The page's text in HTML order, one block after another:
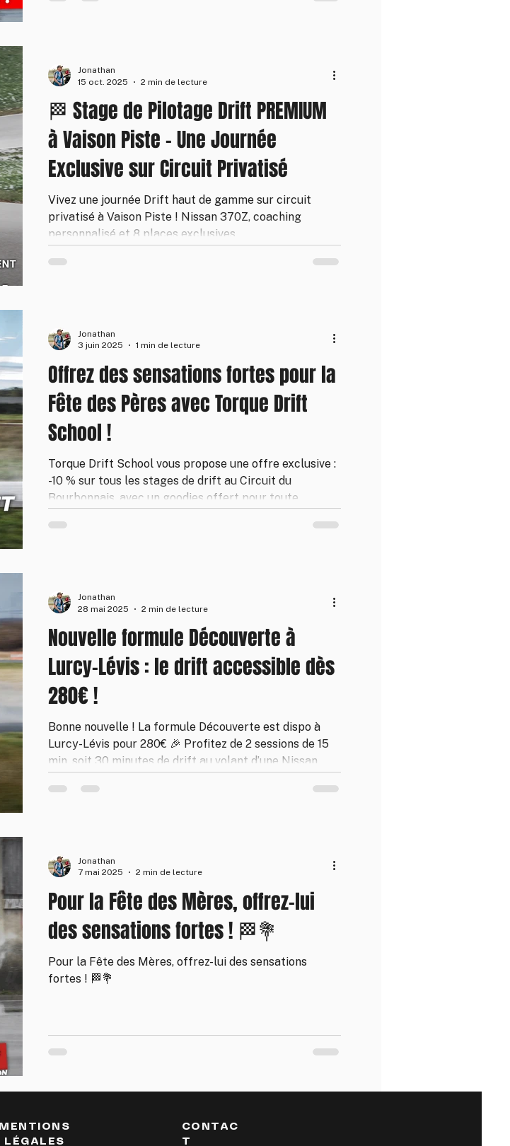
🏁 Stage de Pilotage Drift PREMIUM
à Vaison Piste – Une Journée
Exclusive sur Circuit Privatisé
Vivez une journée Drift haut de gamme sur circuit
privatisé à Vaison Piste ! Nissan 370Z, coaching
personnalisé et 8 places exclusives.
Jonathan
15 oct. 2025
2 min de lecture
Offrez des sensations fortes pour la
Fête des Pères avec Torque Drift
School !
Torque Drift School vous propose une offre exclusive :
-10 % sur tous les stages de drift au Circuit du
Bourbonnais, avec un goodies offert pour toute
fortes, ambiance conviviale et souvenir mémorable
Jonathan
3 juin 2025
1 min de lecture
Nouvelle formule Découverte à
Lurcy-Lévis : le drift accessible dès
280€ !
Bonne nouvelle ! La formule Découverte est dispo à
Lurcy-Lévis pour 280€ 🎉 Profitez de 2 sessions de 15
min, soit 30 minutes de drift au volant d’une Nissan
Idéal pour débuter ou offrir un premier contact avec le
Jonathan
28 mai 2025
2 min de lecture
Pour la Fête des Mères, offrez-lui
des sensations fortes ! 🏁💐
Pour la Fête des Mères, offrez-lui des sensations
fortes ! 🏁💐
Jonathan
7 mai 2025
2 min de lecture
MENTIONS
LÉGALES
CONTAC
T